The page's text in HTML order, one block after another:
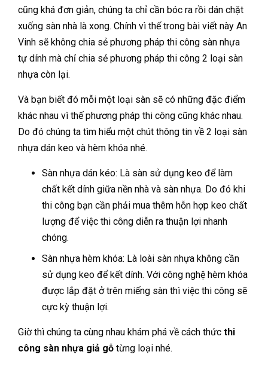
cũng khá đơn giản, chúng ta chỉ cần bóc ra rồi dán chặt
xuống sàn nhà là xong. Chính vì thế trong bài viết này An
Vinh sẽ không chia sẻ phương pháp thi công sàn nhựa
tự dính mà chỉ chia sẻ phương pháp thi công 2 loại sàn
nhựa còn lại.
Và bạn biết đó mỗi một loại sàn sẽ có những đặc điểm
khác nhau vì thế phương pháp thi công cũng khác nhau.
Do đó chúng ta tìm hiểu một chút thông tin về 2 loại sàn
nhựa dán keo và hèm khóa nhé.
Sàn nhựa dán kéo: Là sàn sử dụng keo để làm
chất kết dính giữa nền nhà và sàn nhựa. Do đó khi
thi công bạn cần phải mua thêm hỗn hợp keo chất
lượng để việc thi công diễn ra thuận lợi nhanh
chóng.
Sàn nhựa hèm khóa: Là loài sàn nhựa không cần
sử dụng keo để kết dính. Với công nghệ hèm khóa
được lắp đặt ở trên miếng sàn thì việc thi công sẽ
cực kỳ thuận lợi.
Giờ thì chúng ta cùng nhau khám phá về cách thức thi
công sàn nhựa giả gỗ từng loại nhé.